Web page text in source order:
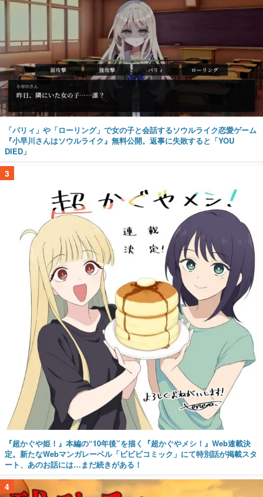
「パリィ」や「ローリング」で女の子と会話するソウルライク恋愛ゲーム
『小早川さんはソウルライク』無料公開。返事に失敗すると「YOU
DIED」
3
『超かぐや姫！』本編の“10年後”を描く『超かぐやメシ！』Web連載決
定。新たなWebマンガレーベル「ビビビコミック」にて特別話が掲載スタ
ート、あのお話には…まだ続きがある！
4